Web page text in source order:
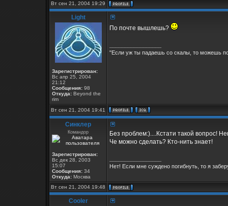
Вт сен 21, 2004 19:29
Light
Зарегистрирован:
Вс апр 25, 2004
21:12
Сообщения: 98
Откуда: Beyond the
rim
По почте вышлешь?
"Если уж ты падаешь со скалы, то можешь
Вт сен 21, 2004 19:41
Синклер
Командор
Зарегистрирован:
Вс дек 28, 2003
15:07
Сообщения: 34
Откуда: Москва
Без проблем:)....Кстати такой вопрос!
Че можно сделать? Кто-нить знает!
Нет! Если мне суждено погибнуть, то я
Вт сен 21, 2004 19:48
Cooler